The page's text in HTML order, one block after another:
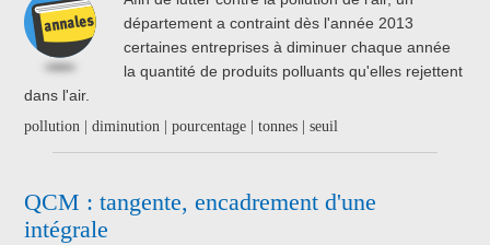
département a contraint dès l'année 2013
certaines entreprises à diminuer chaque année
la quantité de produits polluants qu'elles rejettent
dans l'air.
pollution | diminution | pourcentage | tonnes | seuil
QCM : tangente, encadrement d'une
intégrale